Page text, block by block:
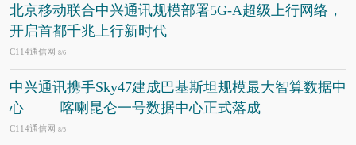
北京移动联合中兴通讯规模部署5G-A超级上行网络，
开启首都千兆上行新时代
C114通信网 8/6
中兴通讯携手Sky47建成巴基斯坦规模最大智算数据中
心 —— 喀喇昆仑一号数据中心正式落成
C114通信网 8/5